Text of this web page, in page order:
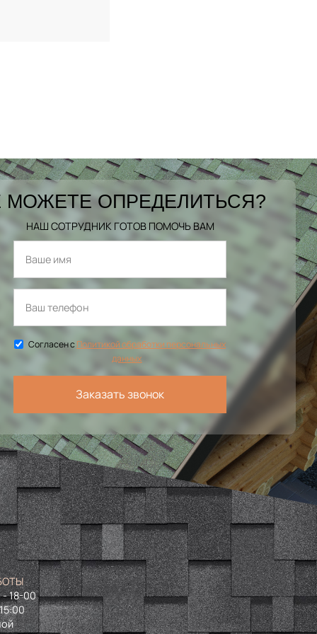
МОЖЕТЕ ОПРЕДЕЛИТЬСЯ?
НАШ СОТРУДНИК ГОТОВ ПОМОЧЬ ВАМ
Согласен сПолитикой обработки персональных
данных
Заказать звонок
18-00